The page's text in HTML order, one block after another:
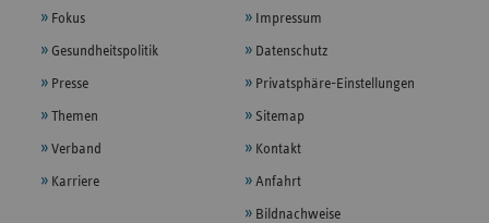
Fokus
Gesundheitspolitik
Presse
Themen
Verband
Karriere
Impressum
Datenschutz
Privatsphäre-Einstellungen
Sitemap
Kontakt
Anfahrt
Bildnachweise